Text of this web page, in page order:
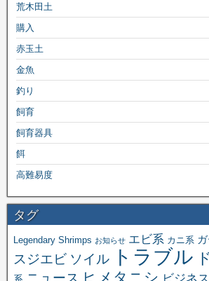
荒木田土
購入
赤玉土
金魚
釣り
飼育
飼育器具
餌
高難易度
タグ
Legendary Shrimps お知らせ エビ系 カニ系
スジエビ ソイル トラブル
ニュース ヒメタニシ